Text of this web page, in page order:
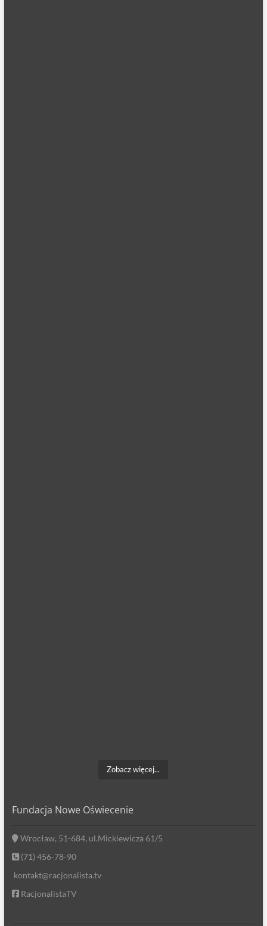
Zobacz więcej...
Fundacja Nowe Oświecenie
Wrocław, 51-684, ul.Mickiewicza 61/5
(71) 456-78-90
kontakt@racjonalista.tv
RacjonalistaTV